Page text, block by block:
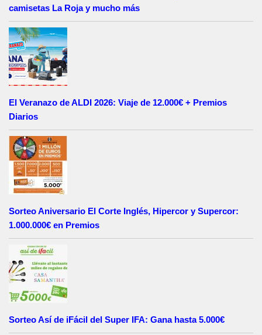
camisetas La Roja y mucho más
El Veranazo de ALDI 2026: Viaje de 12.000€ + Premios
Diarios
Sorteo Aniversario El Corte Inglés, Hipercor y Supercor:
1.000.000€ en Premios
Sorteo Así de iFácil del Super IFA: Gana hasta 5.000€